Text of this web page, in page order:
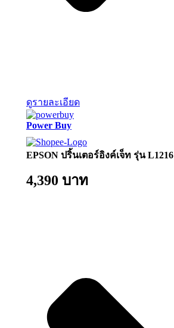
ดูรายละเอียด
Power Buy
EPSON ปริ้นเตอร์อิงค์เจ็ท รุ่น L1216
4,390 บาท